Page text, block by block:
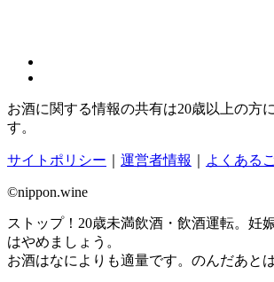
お酒に関する情報の共有は20歳以上の方
す。
サイトポリシー 運営者情報 よくある
©nippon.wine
ストップ！20歳未満飲酒・飲酒運転。妊
はやめましょう。
お酒はなによりも適量です。のんだあと